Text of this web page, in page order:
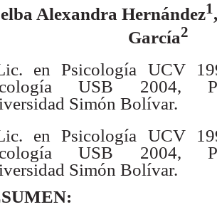
Alexandra Hernández1
García2
en Psicología UCV
USB 2004,
Simón Bolívar.
en Psicología UCV
USB 2004,
Simón Bolívar.